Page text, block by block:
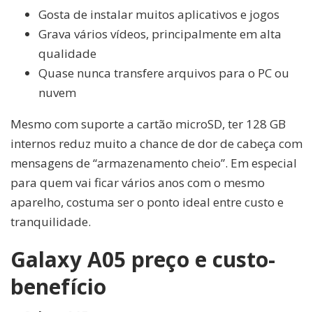
Gosta de instalar muitos aplicativos e jogos
Grava vários vídeos, principalmente em alta
qualidade
Quase nunca transfere arquivos para o PC ou
nuvem
Mesmo com suporte a cartão microSD, ter 128 GB
internos reduz muito a chance de dor de cabeça com
mensagens de “armazenamento cheio”. Em especial
para quem vai ficar vários anos com o mesmo
aparelho, costuma ser o ponto ideal entre custo e
tranquilidade.
Galaxy A05 preço e custo-
benefício